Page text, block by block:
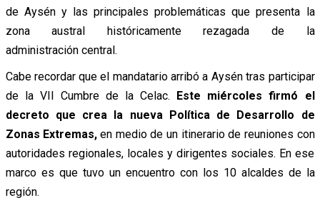
de Aysén y las principales problemáticas que presenta la
zona austral históricamente rezagada de la
administración central.
Cabe recordar que el mandatario arribó a Aysén tras participar
de la VII Cumbre de la Celac. Este miércoles firmó el
decreto que crea la nueva Política de Desarrollo de
Zonas Extremas,en medio de un itinerario de reuniones con
autoridades regionales, locales y dirigentes sociales. En ese
marco es que tuvo un encuentro con los 10 alcaldes de la
región.